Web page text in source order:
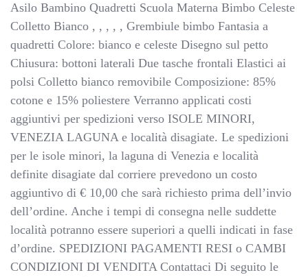
Bambino
Quadretti
Scuola
Bimbo
Celeste
Colletto
Asilo Bambino Quadretti Scuola Materna Bimbo Celeste
Colletto Bianco , , , , , Grembiule bimbo Fantasia a
quadretti Colore: bianco e celeste Disegno sul petto
Chiusura: bottoni laterali Due tasche frontali Elastici ai
polsi Colletto bianco removibile Composizione: 85%
cotone e 15% poliestere Verranno applicati costi
aggiuntivi per spedizioni verso ISOLE MINORI,
VENEZIA LAGUNA e località disagiate. Le spedizioni
per le isole minori, la laguna di Venezia e località
definite disagiate dal corriere prevedono un costo
aggiuntivo di € 10,00 che sarà richiesto prima dell’invio
dell’ordine. Anche i tempi di consegna nelle suddette
località potranno essere superiori a quelli indicati in fase
d’ordine. SPEDIZIONI PAGAMENTI RESI o CAMBI
CONDIZIONI DI VENDITA Contattaci Di seguito le